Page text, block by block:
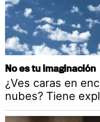
No es tu imaginación
¿Ves caras en
nubes? Tiene